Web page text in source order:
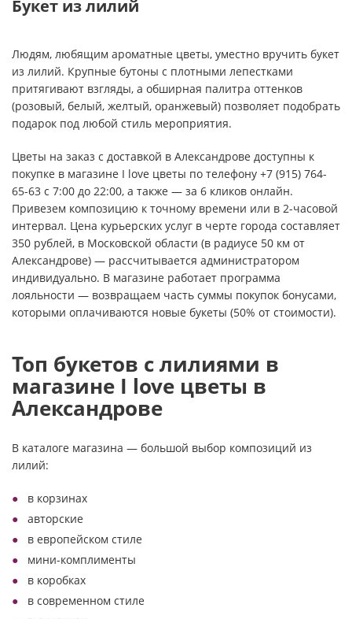
Букет из лилий
Людям, любящим ароматные цветы, уместно вручить букет
из лилий. Крупные бутоны с плотными лепестками
притягивают взгляды, а обширная палитра оттенков
(розовый, белый, желтый, оранжевый) позволяет подобрать
подарок под любой стиль мероприятия.
Цветы на заказ с доставкой в Александрове доступны к
покупке в магазине I love цветы по телефону +7 (915) 764-
65-63 с 7:00 до 22:00, а также — за 6 кликов онлайн.
Привезем композицию к точному времени или в 2-часовой
интервал. Цена курьерских услуг в черте города составляет
350 рублей, в Московской области (в радиусе 50 км от
Александрове) — рассчитывается администратором
индивидуально. В магазине работает программа
лояльности — возвращаем часть суммы покупок бонусами,
которыми оплачиваются новые букеты (50% от стоимости).
Топ букетов с лилиями в
магазине I love цветы в
Александрове
В каталоге магазина — большой выбор композиций из
лилий:
в корзинах
авторские
в европейском стиле
мини-комплименты
в коробках
в современном стиле